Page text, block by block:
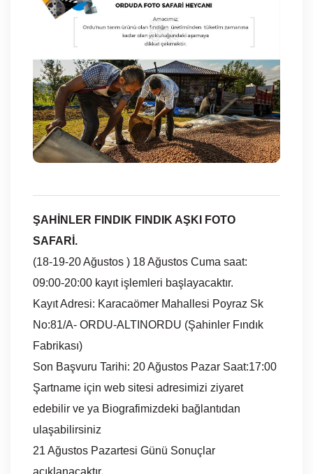
ŞAHİNLER FINDIK FINDIK AŞKI FOTO
SAFARİ.
(18-19-20 Ağustos ) 18 Ağustos Cuma saat:
09:00-20:00 kayıt işlemleri başlayacaktır.
Kayıt Adresi: Karacaömer Mahallesi Poyraz Sk
No:81/A- ORDU-ALTINORDU (Şahinler Fındık
Fabrikası)
Son Başvuru Tarihi: 20 Ağustos Pazar Saat:17:00
Şartname için web sitesi adresimizi ziyaret
edebilir ve ya Biografimizdeki bağlantıdan
ulaşabilirsiniz
21 Ağustos Pazartesi Günü Sonuçlar
açıklanacaktır.